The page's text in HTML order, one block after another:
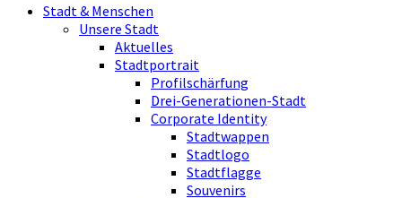
Stadt & Menschen
Unsere Stadt
Aktuelles
Stadtportrait
Profilschärfung
Drei-Generationen-Stadt
Corporate Identity
Stadtwappen
Stadtlogo
Stadtflagge
Souvenirs